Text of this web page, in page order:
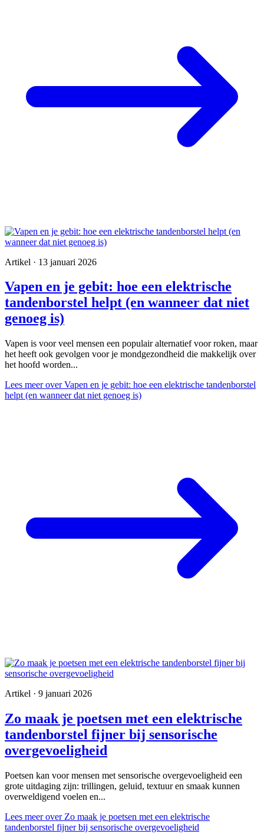
Artikel · 13 januari 2026
Vapen en je gebit: hoe een elektrische
tandenborstel helpt (en wanneer dat niet
genoeg is)
Vapen is voor veel mensen een populair alternatief voor roken, maar
het heeft ook gevolgen voor je mondgezondheid die makkelijk over
het hoofd worden...
Lees meerover Vapen en je gebit: hoe een elektrische tandenborstel
helpt (en wanneer dat niet genoeg is)
Artikel · 9 januari 2026
Zo maak je poetsen met een elektrische
tandenborstel fijner bij sensorische
overgevoeligheid
Poetsen kan voor mensen met sensorische overgevoeligheid een
grote uitdaging zijn: trillingen, geluid, textuur en smaak kunnen
overweldigend voelen en...
Lees meerover Zo maak je poetsen met een elektrische
tandenborstel fijner bij sensorische overgevoeligheid